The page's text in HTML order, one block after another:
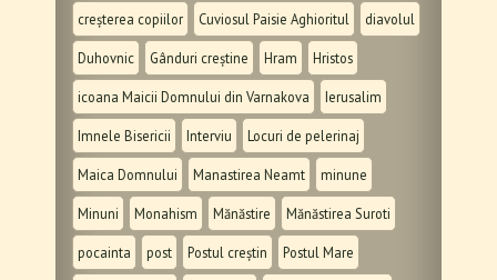
creșterea copiilor Cuviosul Paisie Aghioritul diavolul
Duhovnic Gânduri creștine Hram Hristos
icoana Maicii Domnului din Varnakova Ierusalim
Imnele Bisericii Interviu Locuri de pelerinaj
Maica Domnului Manastirea Neamt minune
Minuni Monahism Mănăstire Mănăstirea Suroti
pocainta post Postul creștin Postul Mare